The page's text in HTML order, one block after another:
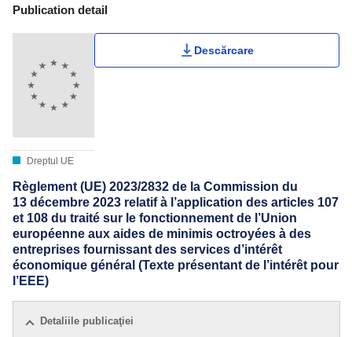
Publication Detail Actions Portlet
Publication detail
Dreptul UE
Descărcare
Règlement (UE) 2023/2832 de la Commission du
13 décembre 2023 relatif à l’application des articles 107
et 108 du traité sur le fonctionnement de l’Union
européenne aux aides de minimis octroyées à des
entreprises fournissant des services d’intérêt
économique général (Texte présentant de l’intérêt pour
l’EEE)
Detaliile publicaţiei